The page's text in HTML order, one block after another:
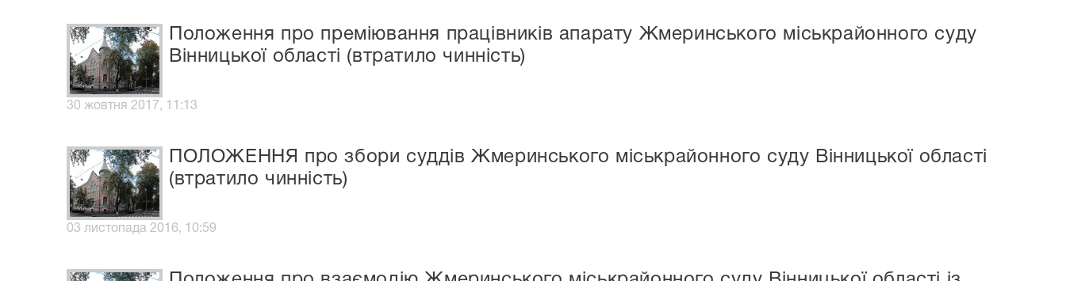
Положення про преміювання працівників апарату Жмеринського міськрайонного суду
Вінницької області (втратило чинність)
30 жовтня 2017, 11:13
ПОЛОЖЕННЯ про збори суддів Жмеринського міськрайонного суду Вінницької області
(втратило чинність)
03 листопада 2016, 10:59